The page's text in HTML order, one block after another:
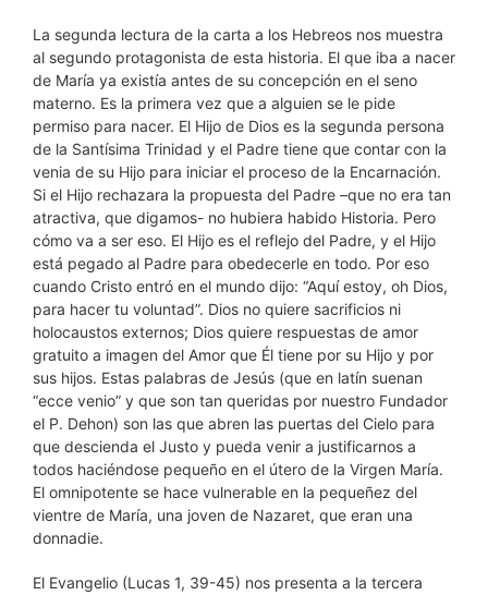
La segunda lectura de la carta a los Hebreos nos muestra
al segundo protagonista de esta historia. El que iba a nacer
de María ya existía antes de su concepción en el seno
materno. Es la primera vez que a alguien se le pide
permiso para nacer. El Hijo de Dios es la segunda persona
de la Santísima Trinidad y el Padre tiene que contar con la
venia de su Hijo para iniciar el proceso de la Encarnación.
Si el Hijo rechazara la propuesta del Padre –que no era tan
atractiva, que digamos- no hubiera habido Historia. Pero
cómo va a ser eso. El Hijo es el reflejo del Padre, y el Hijo
está pegado al Padre para obedecerle en todo. Por eso
cuando Cristo entró en el mundo dijo: “Aquí estoy, oh Dios,
para hacer tu voluntad”. Dios no quiere sacrificios ni
holocaustos externos; Dios quiere respuestas de amor
gratuito a imagen del Amor que Él tiene por su Hijo y por
sus hijos. Estas palabras de Jesús (que en latín suenan
“ecce venio” y que son tan queridas por nuestro Fundador
el P. Dehon) son las que abren las puertas del Cielo para
que descienda el Justo y pueda venir a justificarnos a
todos haciéndose pequeño en el útero de la Virgen María.
El omnipotente se hace vulnerable en la pequeñez del
vientre de María, una joven de Nazaret, que eran una
donnadie.
El Evangelio (Lucas 1, 39-45) nos presenta a la tercera